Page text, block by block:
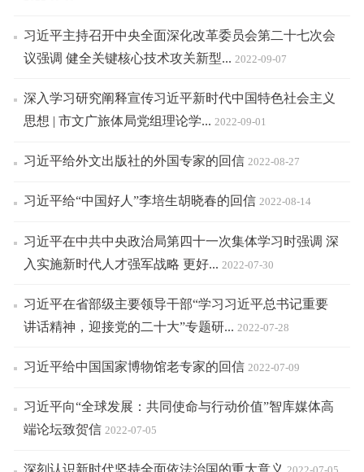
习近平主持召开中央全面深化改革委员会第二十七次会
议强调 健全关键核心技术攻关新型... 2022-09-07
深入学习研究阐释宣传习近平新时代中国特色社会主义
思想 | 市文广旅体局党组理论学... 2022-09-01
习近平给外文出版社的外国专家的回信 2022-08-27
习近平给“中国好人”李培生胡晓春的回信 2022-08-14
习近平在中共中央政治局第四十一次集体学习时强调 深
入实施新时代人才强军战略 更好... 2022-07-30
习近平在省部级主要领导干部“学习习近平总书记重要
讲话精神，迎接党的二十大”专题研... 2022-07-28
习近平给中国国家博物馆老专家的回信 2022-07-09
习近平向“全球发展：共同使命与行动价值”智库媒体高
端论坛致贺信 2022-07-05